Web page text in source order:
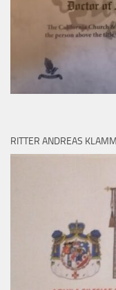
RITTER ANDREAS